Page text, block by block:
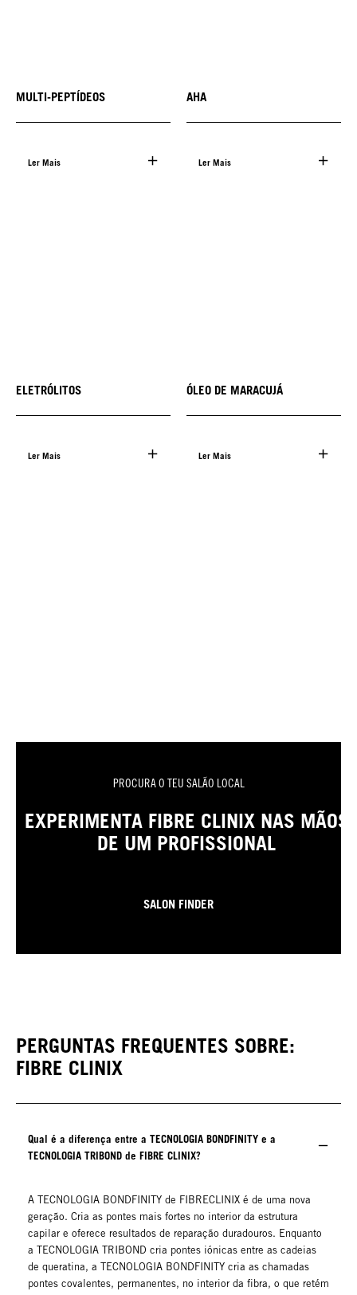
MULTI-PEPTÍDEOS
Ler Mais
AHA
Ler Mais
ELETRÓLITOS
Ler Mais
ÓLEO DE MARACUJÁ
Ler Mais
PROCURA O TEU SALÃO LOCAL
EXPERIMENTA FIBRE CLINIX NAS MÃOS
DE UM PROFISSIONAL
SALON FINDER
PERGUNTAS FREQUENTES SOBRE:
FIBRE CLINIX
Qual é a diferença entre a TECNOLOGIA BONDFINITY e a
TECNOLOGIA TRIBOND de FIBRE CLINIX?
A TECNOLOGIA BONDFINITY de FIBRECLINIX é de uma nova
geração. Cria as pontes mais fortes no interior da estrutura
capilar e oferece resultados de reparação duradouros. Enquanto
a TECNOLOGIA TRIBOND cria pontes iónicas entre as cadeias
de queratina, a TECNOLOGIA BONDFINITY cria as chamadas
pontes covalentes, permanentes, no interior da fibra, o que retém